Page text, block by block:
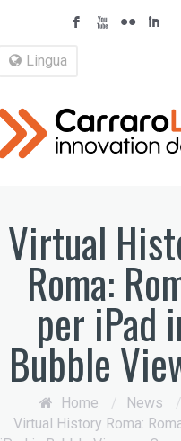
F X N I
Lingua
Virtual
Roma:
per iPad
Bubble
Home / News
/
Virtual History Roma: